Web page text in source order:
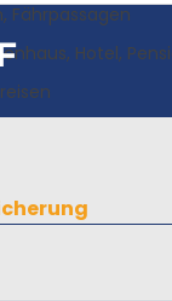
Fährpassagen
Hotel,